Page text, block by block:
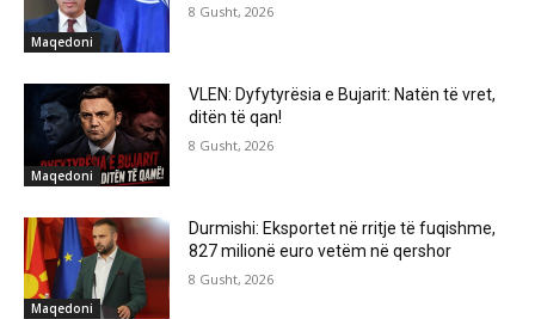
Maqedoni
8 Gusht, 2026
Maqedoni
VLEN: Dyfytyrësia e Bujarit: Natën të vret,
ditën të qan!
8 Gusht, 2026
Maqedoni
Durmishi: Eksportet në rritje të fuqishme,
827 milionë euro vetëm në qershor
8 Gusht, 2026